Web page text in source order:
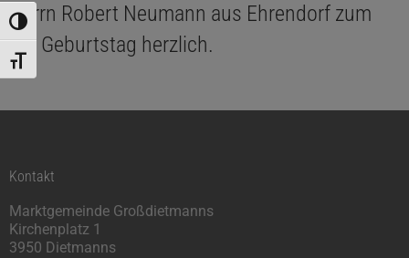
Umschalten auf hohe Kontraste
Schrift vergrößern
Herrn Robert Neumann aus Ehrendorf zum
80. Geburtstag herzlich.
Kontakt
Marktgemeinde Großdietmanns
Kirchenplatz 1
3950 Dietmanns